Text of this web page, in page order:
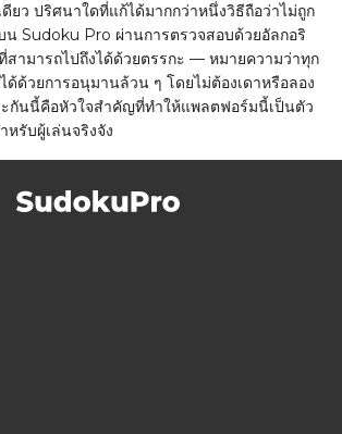
ดียว ปริศนาใดที่แก้ได้มากกว่าหนึ่งวิธีถือว่าไม่ถูก
น Sudoku Pro ผ่านการตรวจสอบด้วยอัลกอริ
สามารถไปถึงได้ด้วยตรรกะ — หมายความว่าทุก
ด้ด้วยการอนุมานล้วน ๆ โดยไม่ต้องเดาหรือลอง
กันนี้คือหัวใจสำคัญที่ทำให้แพลตฟอร์มนี้เป็นตัว
หรับผู้เล่นจริงจัง